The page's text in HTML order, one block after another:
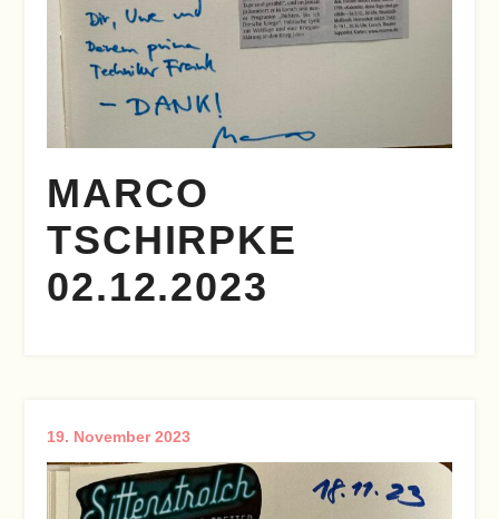
MARCO
TSCHIRPKE
02.12.2023
19. November 2023